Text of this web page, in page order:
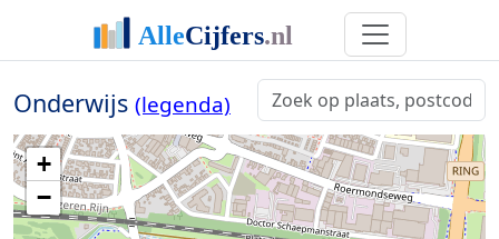
Onderwijs (legenda)
+
−